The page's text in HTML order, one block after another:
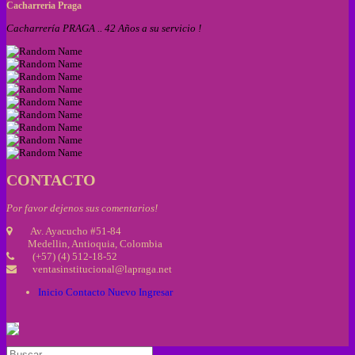
Cacharreria Praga
Cacharrería PRAGA .. 42 Años a su servicio !
CONTACTO
Por favor dejenos sus comentarios!
Av. Ayacucho #51-84
Medellin, Antioquia, Colombia
(+57) (4) 512-18-52
ventasinstitucional@lapraga.net
Inicio Contacto Nuevo Ingresar